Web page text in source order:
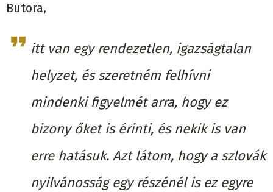
Butora,
itt van egy rendezetlen, igazságtalan
helyzet, és szeretném felhívni
mindenki figyelmét arra, hogy ez
bizony őket is érinti, és nekik is van
erre hatásuk. Azt látom, hogy a szlovák
nyilvánosság egy részénél is ez egyre